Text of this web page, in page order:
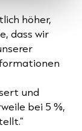
höher,
dass wir
und
bei 5 %,